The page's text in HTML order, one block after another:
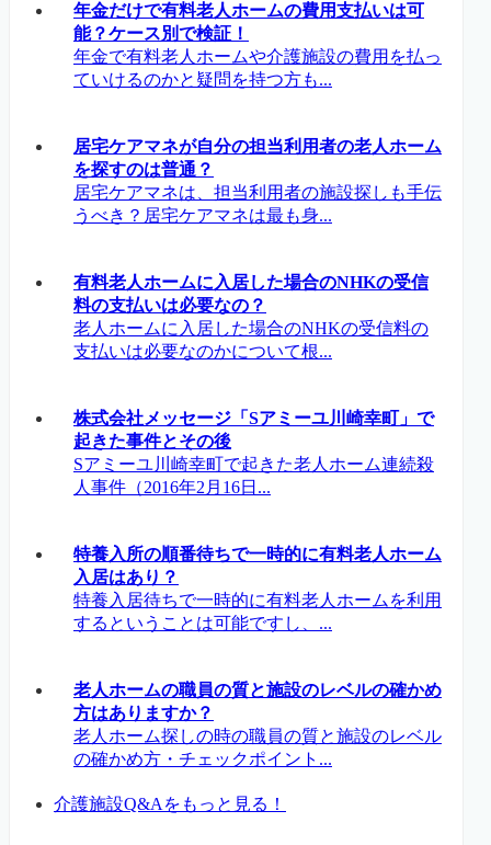
年金だけで有料老人ホームの費用支払いは可
能？ケース別で検証！
年金で有料老人ホームや介護施設の費用を払っ
ていけるのかと疑問を持つ方も...
居宅ケアマネが自分の担当利用者の老人ホーム
を探すのは普通？
居宅ケアマネは、担当利用者の施設探しも手伝
うべき？居宅ケアマネは最も身...
有料老人ホームに入居した場合のNHKの受信
料の支払いは必要なの？
老人ホームに入居した場合のNHKの受信料の
支払いは必要なのかについて根...
株式会社メッセージ「Sアミーユ川崎幸町」で
起きた事件とその後
Sアミーユ川崎幸町で起きた老人ホーム連続殺
人事件（2016年2月16日...
特養入所の順番待ちで一時的に有料老人ホーム
入居はあり？
特養入居待ちで一時的に有料老人ホームを利用
するということは可能ですし、...
老人ホームの職員の質と施設のレベルの確かめ
方はありますか？
老人ホーム探しの時の職員の質と施設のレベル
の確かめ方・チェックポイント...
介護施設Q&Aをもっと見る！